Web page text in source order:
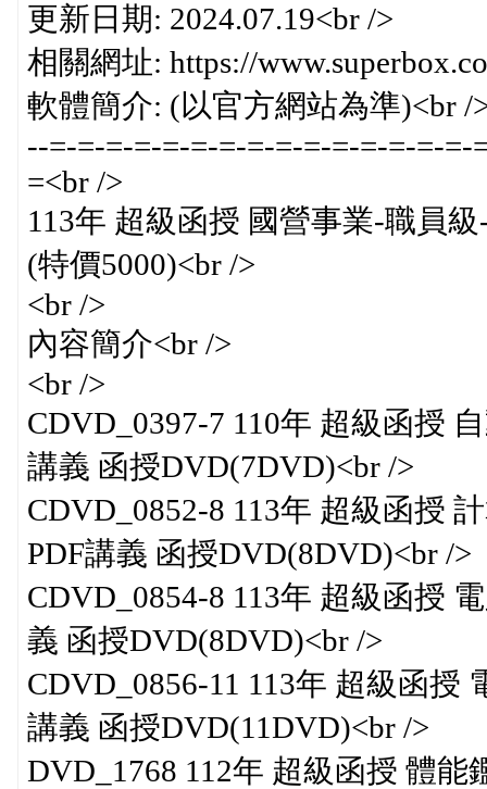
更新日期: 2024.07.19<br />
相關網址: https://
軟體簡介: (以官方網站為準)<br /
--=-=-=-=-=-=-=-=-=-=-=-=-=-=-
=<br />
113年 超級函授 國營事業-職員
(特價5000)<br />
<br />
內容簡介<br />
<br />
CDVD_0397-7 110年 超級函授
講義 函授DVD(7DVD)<br />
CDVD_0852-8 113年 超級函授
PDF講義 函授DVD(8DVD)<br />
CDVD_0854-8 113年 超級函授
義 函授DVD(8DVD)<br />
CDVD_0856-11 113年 超級函授
講義 函授DVD(11DVD)<br />
DVD_1768 112年 超級函授 體